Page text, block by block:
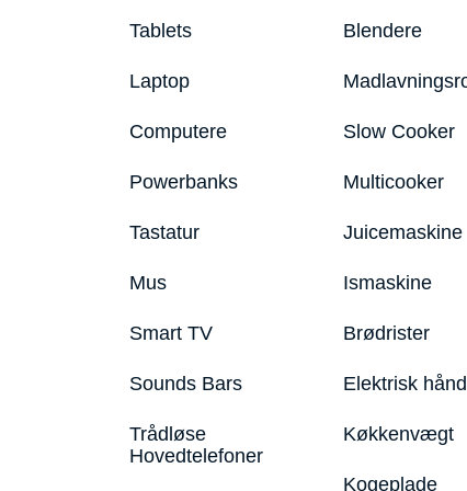
Tablets
Laptop
Computere
Powerbanks
Tastatur
Mus
Smart TV
Sounds Bars
Trådløse
Hovedtelefoner
Blendere
Slow Cooker
Multicooker
Juicemaskine
Ismaskine
Brødrister
Elektrisk
Køkkenvægt
Kogeplade